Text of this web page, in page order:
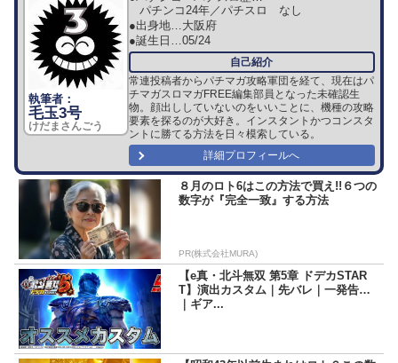
毛玉3号
けだまさんごう
パチンコ24年／パチスロ なし
●出身地…大阪府
●誕生日…05/24
常連投稿者からパチマガ攻略軍団を経て、現在はパ
チマガスロマガFREE編集部員となった未確認生
物。顔出ししていないのをいいことに、機種の攻略
要素を探るのが大好き。インスタントかつコンスタ
ントに勝てる方法を日々模索している。
詳細プロフィールへ
８月のロト6はこの方法で買え!!６つの
数字が『完全一致』する方法
PR(株式会社MURA)
【e真・北斗無双 第5章 ドデカSTAR
T】演出カスタム｜先バレ｜一発告知
｜ギア...